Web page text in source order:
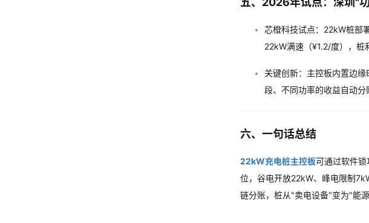
芯橙科技试点：22kW桩部
22kW满速（¥1.2/度），桩
关键创新：主控板内置边
段、不同功率的收益自动分
六、一句话总结
22kW充电桩主控板可通过软件
位，谷电开放22kW、峰电限制
链分账，桩从"卖电设备"变为"能